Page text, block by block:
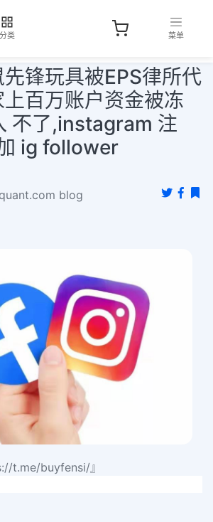
分类 菜单
锋玩具被EPS律所代
百万账户资金被冻
不了,instagram 注
ig follower
blog
t.me/buyfensi/』